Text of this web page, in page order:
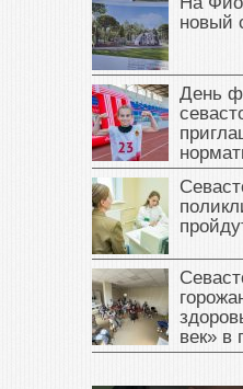
новый
День
век» в